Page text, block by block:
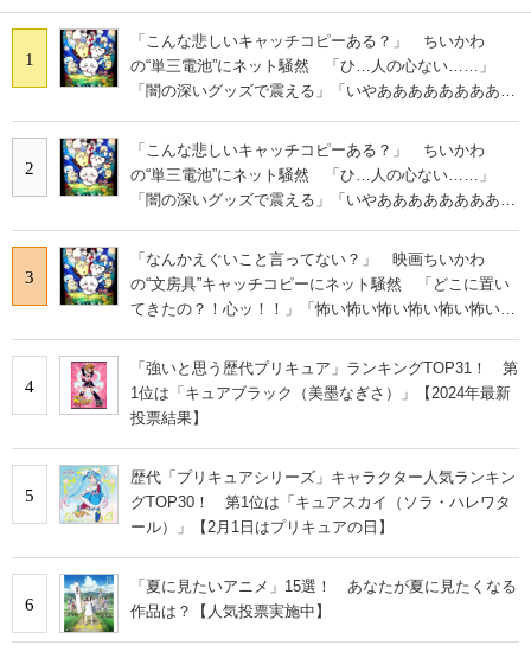
1
「こんな悲しいキャッチコピーある？」 ちいかわ
の“単三電池”にネット騒然 「ひ…人の心ない……」
「闇の深いグッズで震える」「いやあああああああああ
2
「こんな悲しいキャッチコピーある？」 ちいかわ
の“単三電池”にネット騒然 「ひ…人の心ない……」
「闇の深いグッズで震える」「いやあああああああああ
3
「なんかえぐいこと言ってない？」 映画ちいかわ
の“文房具”キャッチコピーにネット騒然 「どこに置い
てきたの？！心ッ！！」「怖い怖い怖い怖い怖い怖い怖
4
「強いと思う歴代プリキュア」ランキングTOP31！ 第
1位は「キュアブラック（美墨なぎさ）」【2024年最新
投票結果】
5
歴代「プリキュアシリーズ」キャラクター人気ランキン
グTOP30！ 第1位は「キュアスカイ（ソラ・ハレワタ
ール）」【2月1日はプリキュアの日】
6
「夏に見たいアニメ」15選！ あなたが夏に見たくなる
作品は？【人気投票実施中】